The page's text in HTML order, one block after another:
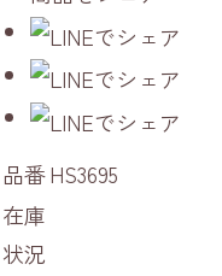
品番HS3695
在庫
状況